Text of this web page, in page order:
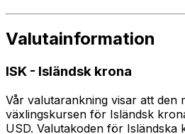
Valutainformation
ISK - Isländsk krona
Vår valutarankning visar att den
växlingskursen för Isländsk
USD. Valutakoden för Isländska